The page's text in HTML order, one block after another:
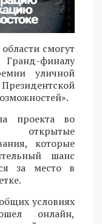
смогут
финалу
уличной
проекта во
открытые
которые
шанс
за место в
условиях
онлайн,